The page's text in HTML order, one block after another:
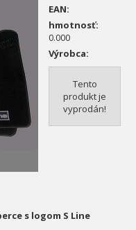
EAN:
hmotnosť:
0.000
Výrobca:
Tento
produkt je
vyprodán!
s logom S Line